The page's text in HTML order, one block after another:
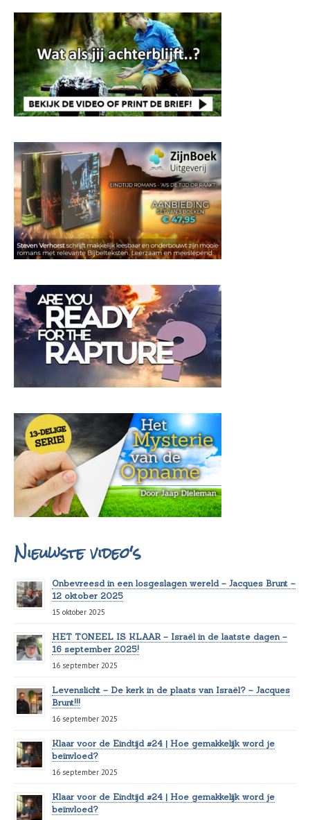
Nieuwste video's
Onbevreesd in een losgeslagen wereld – Jacques Brunt –
12 oktober 2025
15 oktober 2025
HET TONEEL IS KLAAR – Israël in de laatste dagen –
16 september 2025!
16 september 2025
Levenslicht – De kerk in de plaats van Israël? – Jacques
Brunt!!!
16 september 2025
Klaar voor de Eindtijd #24 | Hoe gemakkelijk word je
beïnvloed?
16 september 2025
Klaar voor de Eindtijd #24 | Hoe gemakkelijk word je
beïnvloed?